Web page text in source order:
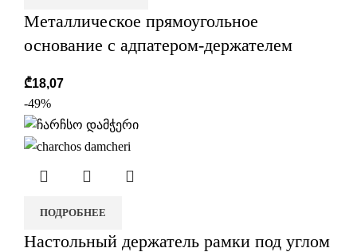
Металлическое прямоугольное
основание с адпатером-держателем
₾18,07
-49%
ПОДРОБНЕЕ
Настольный держатель рамки под углом